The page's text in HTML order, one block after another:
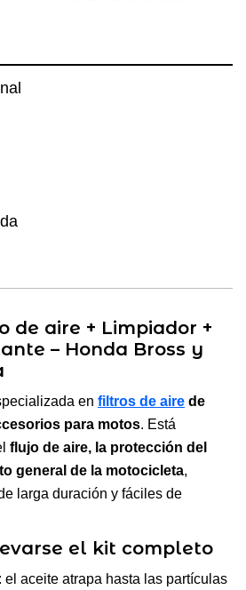
de aire + Limpiador +
– Honda Bross y
en filtros de aire de
para motos. Está
flujo de aire, la protección del
general de la motocicleta,
larga duración y fáciles de
el kit completo
: el aceite atrapa hasta las partículas